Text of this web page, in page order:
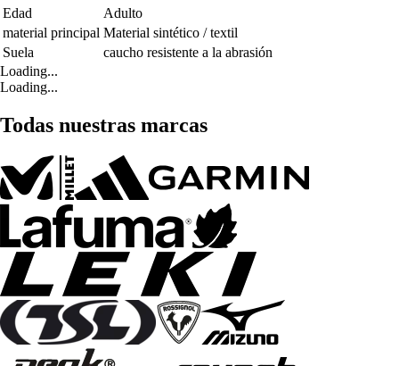
Edad
Adulto
material principal Material sintético / textil
Suela
caucho resistente a la abrasión
Loading...
Loading...
Todas nuestras marcas